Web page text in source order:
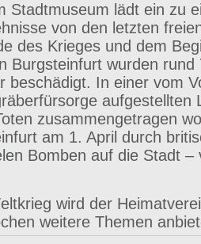
Stadtmuseum lädt ein zu
von den letzten
des Krieges und dem
Burgsteinfurt wurden rund
beschädigt. In einer vom
aufgestellten
zusammengetragen
am 1. April durch
Bomben auf die Stadt –
wird der
weitere Themen